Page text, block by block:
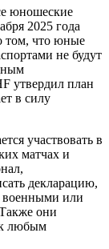
юношеские
2025 года
том, что юные
не будут
утвердил план
в силу
участвовать в
матчах и
декларацию,
военными или
они
к любым